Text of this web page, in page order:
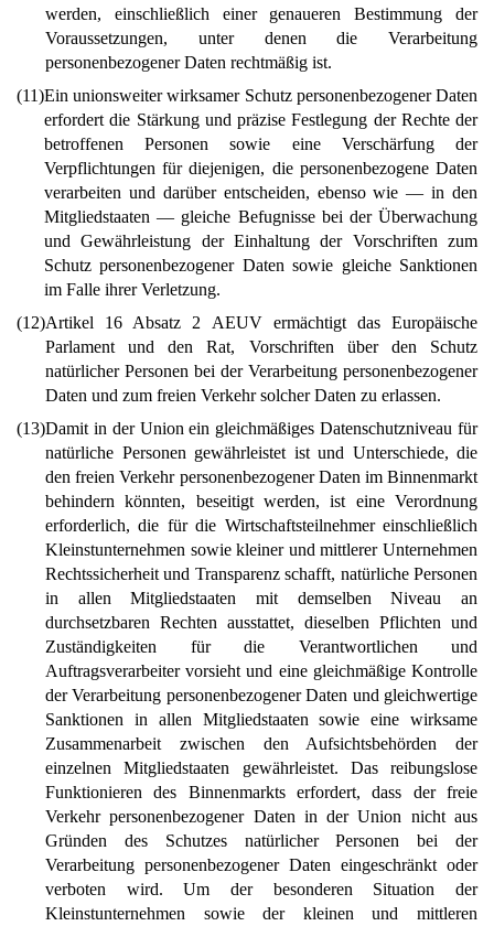
werden, einschließlich einer genaueren Bestimmung der
Voraussetzungen, unter denen die Verarbeitung
personenbezogener Daten rechtmäßig ist.
(11)Ein unionsweiter wirksamer Schutz personenbezogener Daten
erfordert die Stärkung und präzise Festlegung der Rechte der
betroffenen Personen sowie eine Verschärfung der
Verpflichtungen für diejenigen, die personenbezogene Daten
verarbeiten und darüber entscheiden, ebenso wie — in den
Mitgliedstaaten — gleiche Befugnisse bei der Überwachung
und Gewährleistung der Einhaltung der Vorschriften zum
Schutz personenbezogener Daten sowie gleiche Sanktionen
im Falle ihrer Verletzung.
(12)Artikel 16 Absatz 2 AEUV ermächtigt das Europäische
Parlament und den Rat, Vorschriften über den Schutz
natürlicher Personen bei der Verarbeitung personenbezogener
Daten und zum freien Verkehr solcher Daten zu erlassen.
(13)Damit in der Union ein gleichmäßiges Datenschutzniveau für
natürliche Personen gewährleistet ist und Unterschiede, die
den freien Verkehr personenbezogener Daten im Binnenmarkt
behindern könnten, beseitigt werden, ist eine Verordnung
erforderlich, die für die Wirtschaftsteilnehmer einschließlich
Kleinstunternehmen sowie kleiner und mittlerer Unternehmen
Rechtssicherheit und Transparenz schafft, natürliche Personen
in allen Mitgliedstaaten mit demselben Niveau an
durchsetzbaren Rechten ausstattet, dieselben Pflichten und
Zuständigkeiten für die Verantwortlichen und
Auftragsverarbeiter vorsieht und eine gleichmäßige Kontrolle
der Verarbeitung personenbezogener Daten und gleichwertige
Sanktionen in allen Mitgliedstaaten sowie eine wirksame
Zusammenarbeit zwischen den Aufsichtsbehörden der
einzelnen Mitgliedstaaten gewährleistet. Das reibungslose
Funktionieren des Binnenmarkts erfordert, dass der freie
Verkehr personenbezogener Daten in der Union nicht aus
Gründen des Schutzes natürlicher Personen bei der
Verarbeitung personenbezogener Daten eingeschränkt oder
verboten wird. Um der besonderen Situation der
Kleinstunternehmen sowie der kleinen und mittleren